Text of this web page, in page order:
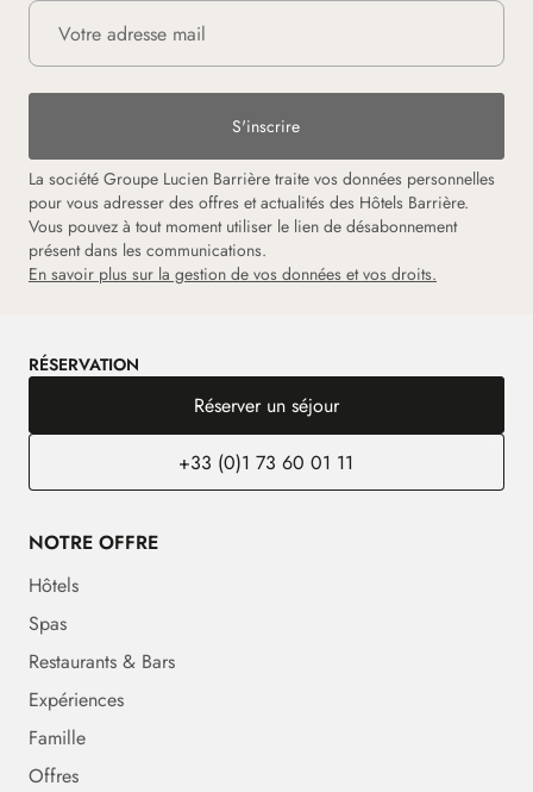
S'inscrire
La société Groupe Lucien Barrière traite vos données personnelles
pour vous adresser des offres et actualités des Hôtels Barrière.
Vous pouvez à tout moment utiliser le lien de désabonnement
présent dans les communications.
En savoir plus sur la gestion de vos données et vos droits.
RÉSERVATION
Réserver un séjour
+33 (0)1 73 60 01 11
NOTRE OFFRE
Hôtels
Spas
Restaurants & Bars
Expériences
Famille
Offres